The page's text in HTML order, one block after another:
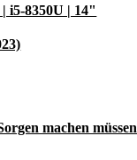
i5-8350U | 14"
machen müssen